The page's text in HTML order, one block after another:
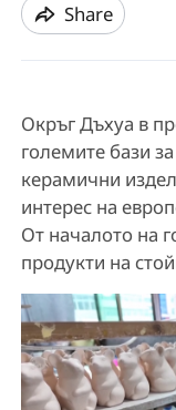
Share
Окръг Дъхуа в
големите бази
керамични
интерес на
От началото на
продукти на